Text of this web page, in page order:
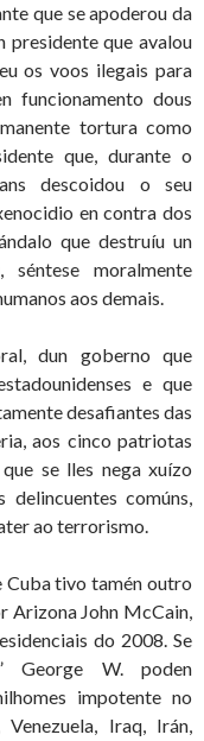
que se apoderou da
presidente que avalou
os voos ilegais para
funcionamento dous
tortura como
que, durante o
descoidou o seu
en contra dos
que destruíu un
moralmente
aos demais.
dun goberno que
e que
desafiantes das
aos cinco patriotas
se lles nega xuízo
comúns,
ao terrorismo.
Cuba tivo tamén outro
Arizona John McCain,
do 2008. Se
George W. poden
impotente no
Iraq, Irán,